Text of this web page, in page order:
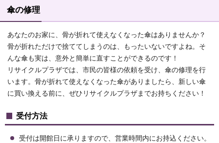
傘の修理
あなたのお家に、骨が折れて使えなくなった傘はありませんか？
骨が折れただけで捨ててしまうのは、もったいないですよね。そ
んな傘も実は、意外と簡単に直すことができるのです！
リサイクルプラザでは、市民の皆様の依頼を受け、傘の修理を行
います。骨が折れて使えなくなった傘がありましたら、新しい傘
に買い換える前に、ぜひリサイクルプラザまでお持ちください！
受付方法
受付は開館日に承りますので、営業時間内にお持込ください。